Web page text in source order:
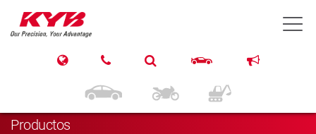
Navegación
Productos